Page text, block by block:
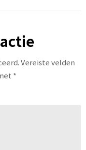
Vereiste velden
*